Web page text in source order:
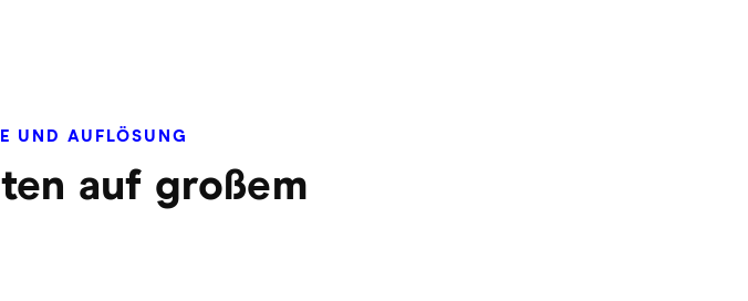
UND AUFLÖSUNG
auf großem